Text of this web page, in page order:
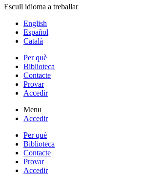
Escull idioma a treballar
English
Español
Català
Per què
Biblioteca
Contacte
Provar
Accedir
Menu
Accedir
Per què
Biblioteca
Contacte
Provar
Accedir